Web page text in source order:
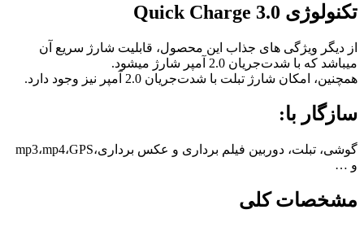
تکنولوژی Quick Charge 3.0
از دیگر ویژگی های جذاب این محصول، قابلیت شارژ سریع آن
میباشد که با شدت‌جریان 2.0 آمپر شارژ میشود.
همچنین، امکان شارژ تبلت با شدت‌جریان 2.0 آمپر نیز وجود دارد.
سازگار با:
گوشی، تبلت، دوربین فیلم برداری و عکس برداری،mp3،mp4،GPS
و …
مشخصات کلی